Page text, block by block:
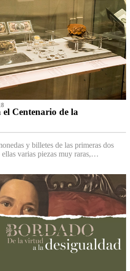
Centenario de la
y billetes de las primeras dos
varias piezas muy raras,…